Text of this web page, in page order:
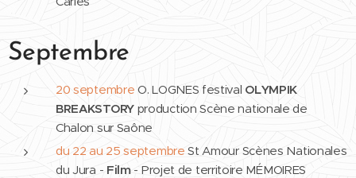
Septembre
20 septembre O. LOGNES festival OLYMPIK
BREAKSTORY production Scène nationale de
Chalon sur Saône
du 22 au 25 septembre St Amour Scènes Nationales
du Jura - Film- Projet de territoire MÉMOIRES